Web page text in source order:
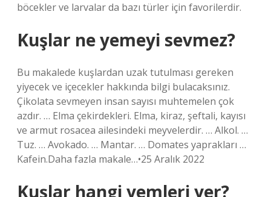
böcekler ve larvalar da bazı türler için favorilerdir.
Kuşlar ne yemeyi sevmez?
Bu makalede kuşlardan uzak tutulması gereken
yiyecek ve içecekler hakkında bilgi bulacaksınız.
Çikolata sevmeyen insan sayısı muhtemelen çok
azdır. … Elma çekirdekleri. Elma, kiraz, şeftali, kayısı
ve armut rosacea ailesindeki meyvelerdir. … Alkol. …
Tuz. … Avokado. … Mantar. … Domates yaprakları …
Kafein.Daha fazla makale…•25 Aralık 2022
Kuşlar hangi yemleri yer?